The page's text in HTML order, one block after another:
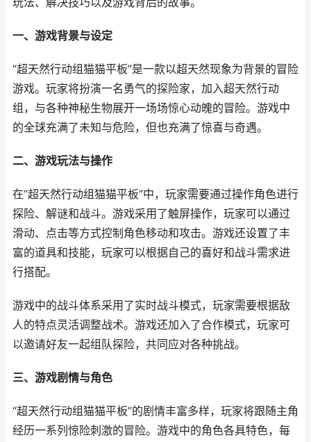
一、游戏背景与设定
“超天然行动组猫猫平板”是一款以超天然现象为背景的冒险
游戏。玩家将扮演一名勇气的探险家，加入超天然行动
组，与各种神秘生物展开一场场惊心动魄的冒险。游戏中
的全球充满了未知与危险，但也充满了惊喜与奇遇。
二、游戏玩法与操作
在“超天然行动组猫猫平板”中，玩家需要通过操作角色进行
探险、解谜和战斗。游戏采用了触屏操作，玩家可以通过
滑动、点击等方式控制角色移动和攻击。游戏还设置了丰
富的道具和技能，玩家可以根据自己的喜好和战斗需求进
行搭配。
游戏中的战斗体系采用了实时战斗模式，玩家需要根据敌
人的特点灵活调整战术。游戏还加入了合作模式，玩家可
以邀请好友一起组队探险，共同应对各种挑战。
三、游戏剧情与角色
“超天然行动组猫猫平板”的剧情丰富多样，玩家将跟随主角
经历一系列惊险刺激的冒险。游戏中的角色各具特色，每